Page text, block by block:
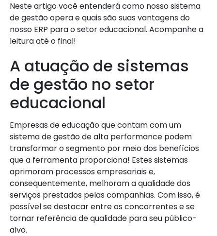
Neste artigo você entenderá como nosso sistema
de gestão opera e quais são suas vantagens do
nosso ERP para o setor educacional. Acompanhe a
leitura até o final!
A atuação de sistemas
de gestão no setor
educacional
Empresas de educação que contam com um
sistema de gestão de alta performance podem
transformar o segmento por meio dos benefícios
que a ferramenta proporciona! Estes sistemas
aprimoram processos empresariais e,
consequentemente, melhoram a qualidade dos
serviços prestados pelas companhias. Com isso, é
possível se destacar entre os concorrentes e se
tornar referência de qualidade para seu público-
alvo.